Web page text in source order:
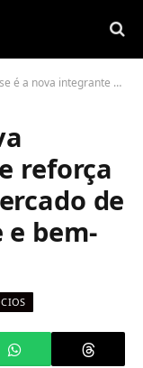
e reforça sua presença no mercado de franquias de saúde e bem-estar
reforça
de
bem-